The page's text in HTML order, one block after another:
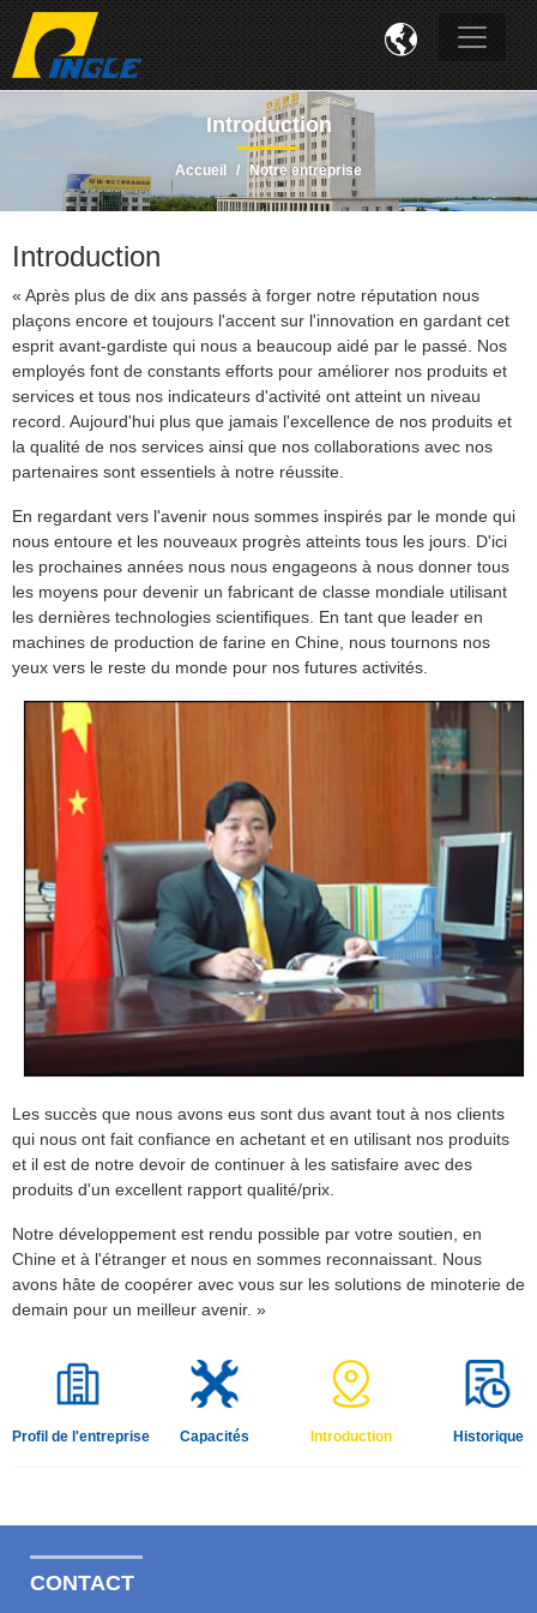

Introduction
Accueil Notre entreprise
Introduction
« Après plus de dix ans passés à forger notre réputation nous
plaçons encore et toujours l'accent sur l'innovation en gardant cet
esprit avant-gardiste qui nous a beaucoup aidé par le passé. Nos
employés font de constants efforts pour améliorer nos produits et
services et tous nos indicateurs d'activité ont atteint un niveau
record. Aujourd'hui plus que jamais l'excellence de nos produits et
la qualité de nos services ainsi que nos collaborations avec nos
partenaires sont essentiels à notre réussite.
En regardant vers l'avenir nous sommes inspirés par le monde qui
nous entoure et les nouveaux progrès atteints tous les jours. D'ici
les prochaines années nous nous engageons à nous donner tous
les moyens pour devenir un fabricant de classe mondiale utilisant
les dernières technologies scientifiques. En tant que leader en
machines de production de farine en Chine, nous tournons nos
yeux vers le reste du monde pour nos futures activités.
Les succès que nous avons eus sont dus avant tout à nos clients
qui nous ont fait confiance en achetant et en utilisant nos produits
et il est de notre devoir de continuer à les satisfaire avec des
produits d'un excellent rapport qualité/prix.
Notre développement est rendu possible par votre soutien, en
Chine et à l'étranger et nous en sommes reconnaissant. Nous
avons hâte de coopérer avec vous sur les solutions de minoterie de
demain pour un meilleur avenir. »
Profil de l'entreprise Capacités Introduction Historique
CONTACT